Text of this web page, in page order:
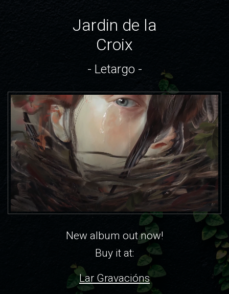
Jardin de la
Croix
- Letargo -
New album out now!
Buy it at:
Lar Gravacións